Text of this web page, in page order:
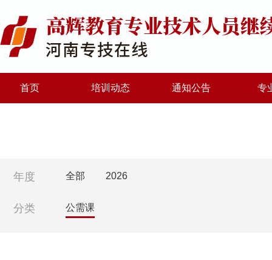
首页 培训动态 通知公告 专
年度 全部 2026
分类 公需课